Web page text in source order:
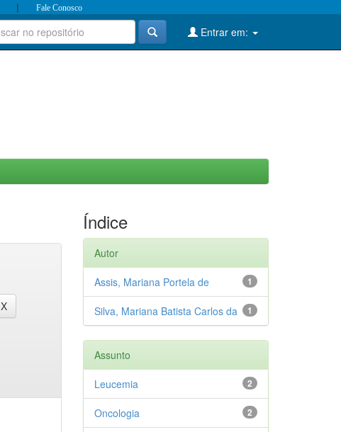
| Fale Conosco
Entrar em:
Índice
Autor
1
Assis, Mariana Portela de
1
Silva, Mariana Batista Carlos da
Assunto
2
Leucemia
2
Oncologia